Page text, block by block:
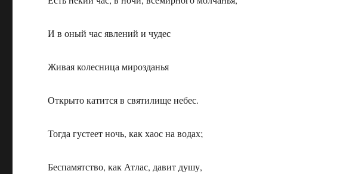
И в оный час явлений и чудес
Живая колесница мирозданья
Открыто катится в святилище небес.
Тогда густеет ночь, как хаос на водах;
Беспамятство, как Атлас, давит душу,